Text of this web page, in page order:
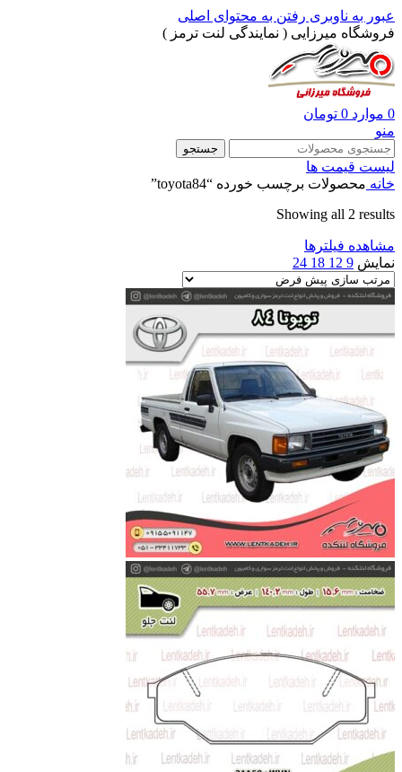
عبور به ناوبری رفتن به محتوای اصلی
فروشگاه میرزایی ( نمایندگی لنت ترمز )
0 موارد 0 تومان
منو
جستجو
لیست قیمت ها
خانه محصولات برچسب خورده “toyota84”
Showing all 2 results
مشاهده فیلترها
نمایش 9
12
18
24